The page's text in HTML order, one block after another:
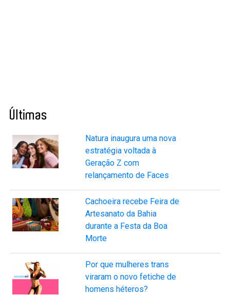
Últimas
Natura inaugura uma nova
estratégia voltada à
Geração Z com
relançamento de Faces
Cachoeira recebe Feira de
Artesanato da Bahia
durante a Festa da Boa
Morte
Por que mulheres trans
viraram o novo fetiche de
homens héteros?